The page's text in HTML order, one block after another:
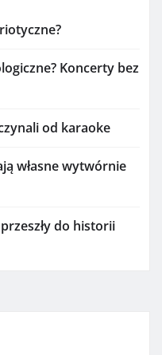
Koncerty bez
od karaoke
własne wytwórnie
do historii